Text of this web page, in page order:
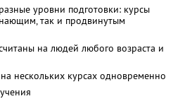
уровни подготовки: курсы
так и продвинутым
на людей любого возраста и
нескольких курсах одновременно